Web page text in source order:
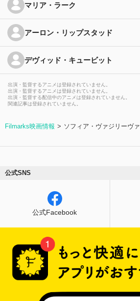
マリア・ラーク
アーロン・リップスタッド
デヴィッド・キュービット
出演・監督するアニメは登録されていません。
出演・監督するアニメは登録されていません。
出演・監督する配信中のアニメは登録されていません。
関連記事は登録されていません。
Filmarks映画情報 ソフィア・ヴァジリーヴァ
公式SNS
公式Facebook